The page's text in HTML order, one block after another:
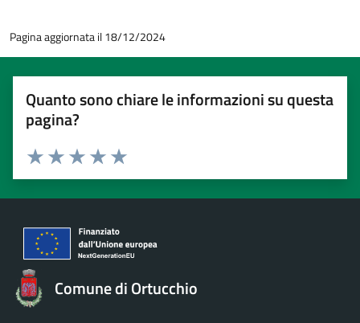
Pagina aggiornata il 18/12/2024
Quanto sono chiare le informazioni su questa
pagina?
Valuta 5 stelle su 5
Valuta 4 stelle su 5
Valuta 3 stelle su 5
Valuta 2 stelle su 5
Valuta 1 stelle su 5
Comune di Ortucchio